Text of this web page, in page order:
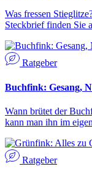
Was fressen
Steckbrief finden Sie
Ratgeber
Buchfink: Gesang,
Wann brütet der
kann man ihn im
Ratgeber